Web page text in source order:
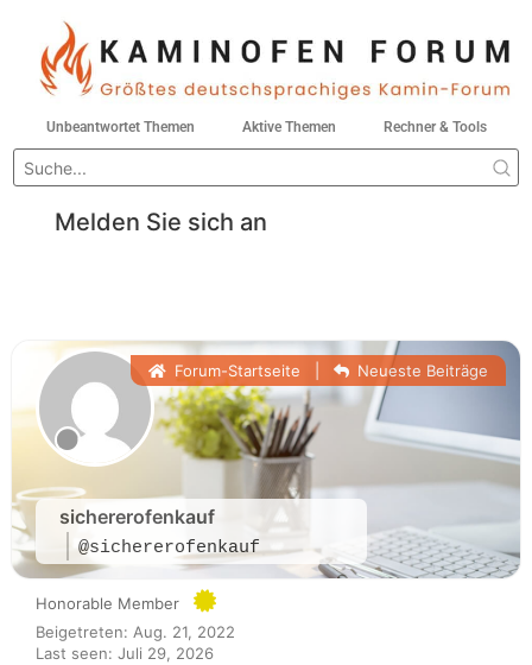
Unbeantwortet Themen Aktive Themen Rechner & Tools
Melden Sie sich an
sichererofenkauf
@sichererofenkauf
Forum-Startseite Neueste Beiträge
Honorable Member
Beigetreten: Aug. 21, 2022
Last seen: Juli 29, 2026